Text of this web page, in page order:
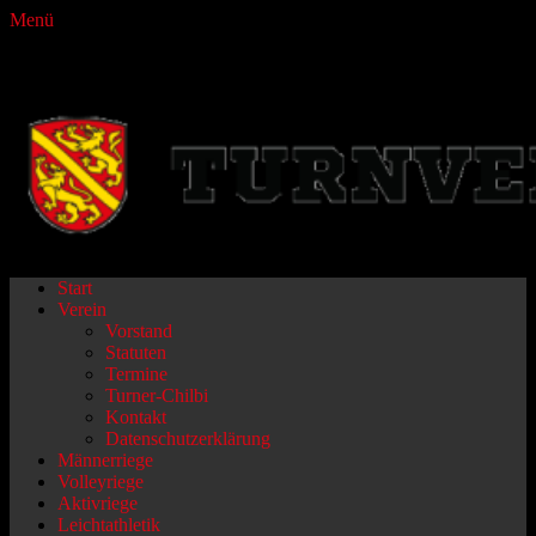
Menü
Primäres
Menü
Zum
Inhalt
Start
Verein
Vorstand
Statuten
Termine
Turner-Chilbi
Kontakt
Datenschutzerklärung
Männerriege
Volleyriege
Aktivriege
Leichtathletik